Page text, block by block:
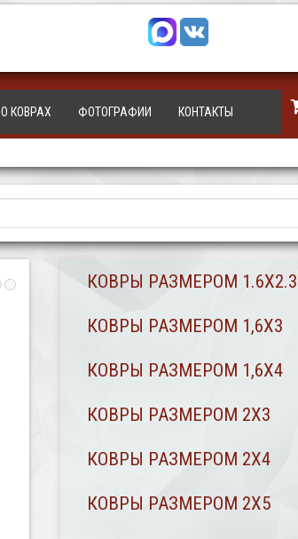
О КОВРАХ ФОТОГРАФИИ КОНТАКТЫ
КОВРЫ РАЗМЕРОМ 1.6Х2.3
КОВРЫ РАЗМЕРОМ 1,6Х3
КОВРЫ РАЗМЕРОМ 1,6Х4
КОВРЫ РАЗМЕРОМ 2Х3
КОВРЫ РАЗМЕРОМ 2Х4
КОВРЫ РАЗМЕРОМ 2Х5